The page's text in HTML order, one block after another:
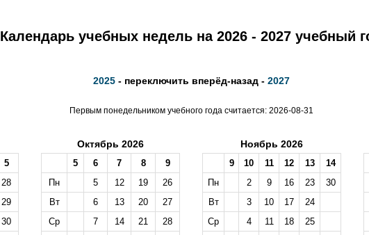
Календарь учебных недель на 2026 - 2027 учебный
2025- переключить вперёд-назад - 2027
Первым понедельником учебного года считается: 2026-08-31
5
28
29
30
Октябрь 2026
5 6 7 8
9
Пн
5 12 19
26
Вт
6 13 20
27
Ср
7 14 21
28
Ноябрь 2026
9 10 11 12 13
14
Пн
2 9 16 23
30
Вт
3 10 17
24
Ср
4 11 18
25